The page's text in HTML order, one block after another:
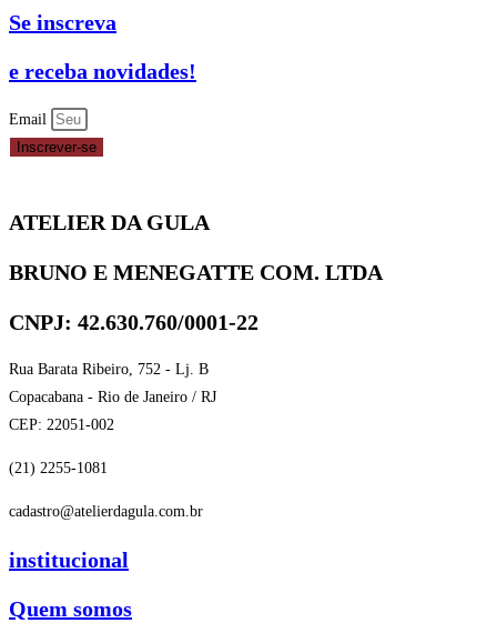
Se inscreva
e receba novidades!
Email
Inscrever-se
ATELIER DA GULA
BRUNO E MENEGATTE COM. LTDA
CNPJ: 42.630.760/0001-22
Rua Barata Ribeiro, 752 - Lj. B
Copacabana - Rio de Janeiro / RJ
CEP: 22051-002
(21) 2255-1081
cadastro@atelierdagula.com.br
institucional
Quem somos